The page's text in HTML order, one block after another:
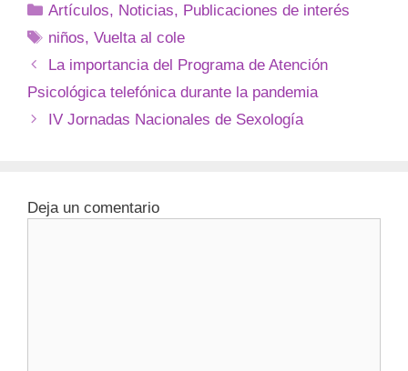
Artículos, Noticias, Publicaciones de interés
niños,Vuelta al cole
La importancia del Programa de Atención
Psicológica telefónica durante la pandemia
IV Jornadas Nacionales de Sexología
Deja un comentario